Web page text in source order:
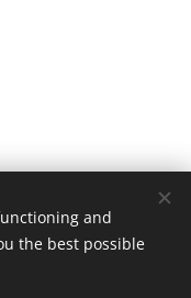
and
the best possible